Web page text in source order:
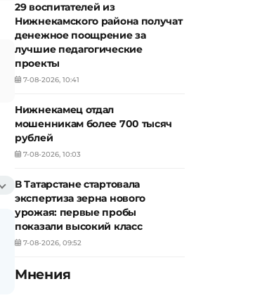
29 воспитателей из
Нижнекамского района получат
денежное поощрение за
лучшие педагогические
проекты
7-08-2026, 10:41
Нижнекамец отдал
мошенникам более 700 тысяч
рублей
7-08-2026, 10:03
В Татарстане стартовала
экспертиза зерна нового
урожая: первые пробы
показали высокий класс
7-08-2026, 09:52
Мнения